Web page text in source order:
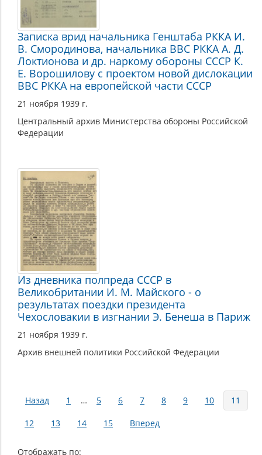
Записка врид начальника Генштаба РККА И.
В. Смородинова, начальника ВВС РККА А. Д.
Локтионова и др. наркому обороны СССР К.
Е. Ворошилову с проектом новой дислокации
ВВС РККА на европейской части СССР
21 ноября 1939 г.
Центральный архив Министерства обороны Российской
Федерации
Из дневника полпреда СССР в
Великобритании И. М. Майского - о
результатах поездки президента
Чехословакии в изгнании Э. Бенеша в Париж
21 ноября 1939 г.
Архив внешней политики Российской Федерации
Страницы
Назад 1 … 5 6 7 8 9 10 11
12 13 14 15 Вперед
Отображать по